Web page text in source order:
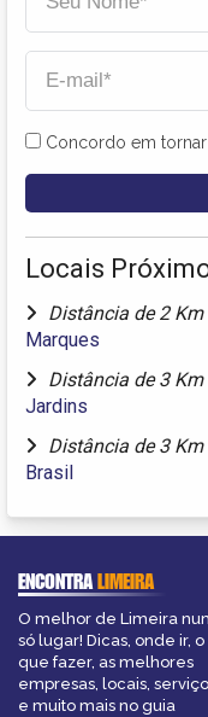
Concordo em
Locais
Distância de 2 Km
Marques
Distância de 3 Km
Jardins
Distância de 3 Km
Brasil
ENCONTRALIMEIRA
O melhor de Limeira
só lugar! Dicas, onde ir, o
que fazer, as melhores
empresas, locais,
e muito mais no guia